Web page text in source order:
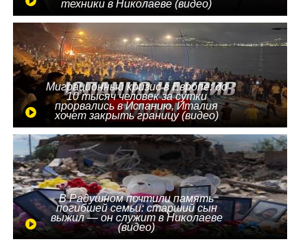
техники в Николаеве (видео)
Миграционный кризис в Европе: до
10 тысяч человек за сутки
прорвались в Испанию, Италия
хочет закрыть границу (видео)
В Радушном почтили память
погибшей семьи: старший сын
выжил — он служит в Николаеве
(видео)